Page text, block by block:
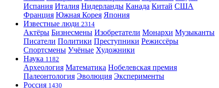
Испания Италия Нидерланды Канада Китай США
Франция Южная Корея Япония
Известные люди 2314
Актёры Бизнесмены Изобретатели Монархи Музыканты
Писатели Политики Преступники Режиссёры
Спортсмены Учёные Художники
Наука 1182
Археология Математика Нобелевская премия
Палеонтология Эволюция Эксперименты
Россия 1430